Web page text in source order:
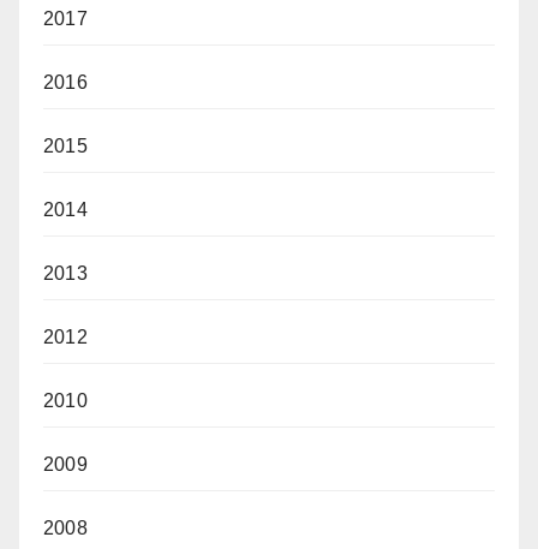
2017
2016
2015
2014
2013
2012
2010
2009
2008